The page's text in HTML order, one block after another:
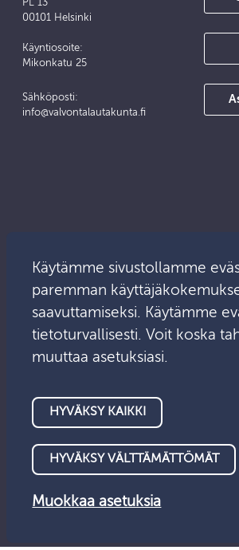
PL 13
00101 Helsinki
Käyntiosoite:
Mikonkatu 25
Sähköposti:
info@valvontalautakunta.fi
© Valvontalautakunta 2026
Tietosuoja
Käytämme sivustollamme
paremman
saavuttamiseksi. Käytämme
tietoturvallisesti. Voit koska
muuttaa asetuksiasi.
HYVÄKSY VÄLTTÄMÄTTÖMÄT
HYVÄKSY KAIKKI
Muokkaa asetuksia